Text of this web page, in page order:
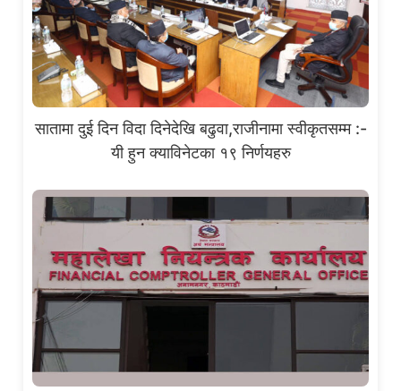
सातामा दुई दिन विदा दिनेदेखि बढुवा,राजीनामा स्वीकृतसम्म :-
यी हुन क्याविनेटका १९ निर्णयहरु